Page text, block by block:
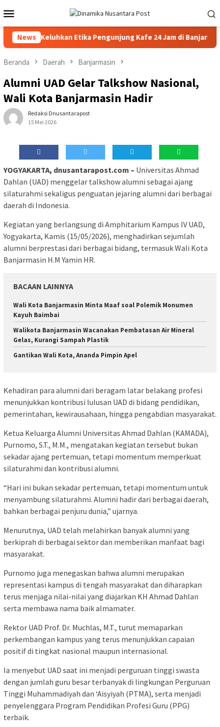
ke
kontenMobile
News
Barista Keluhkan Etika Pengunjung Kafe 24 Jam di Banjarmasin
Beranda Daerah Banjarmasin
Alumni UAD Gelar Talkshow Nasional,
Wali Kota Banjarmasin Hadir
Redaksi Dnusantarapost
15 Mei 2026
YOGYAKARTA, dnusantarapost.com – Universitas Ahmad
Dahlan (UAD) menggelar talkshow alumni sebagai ajang
silaturahmi sekaligus penguatan jejaring alumni dari berbagai
daerah di Indonesia.
Kegiatan yang berlangsung di Amphitarium Kampus IV UAD,
Yogyakarta, Kamis (15/05/2026), menghadirkan sejumlah
alumni berprestasi dari berbagai bidang, termasuk Wali Kota
Banjarmasin H.M Yamin HR.
BACAAN LAINNYA
Wali Kota Banjarmasin Minta Maaf soal Polemik Monumen
Kayuh Baimbai
Walikota Banjarmasin Wacanakan Pembatasan Air Mineral
Gelas, Kurangi Sampah Plastik
Gantikan Wali Kota, Ananda Pimpin Apel
Kehadiran para alumni dari beragam latar belakang profesi
menunjukkan kontribusi lulusan UAD di bidang pendidikan,
pemerintahan, kewirausahaan, hingga pengabdian masyarakat.
Ketua Keluarga Alumni Universitas Ahmad Dahlan (KAMADA),
Purnomo, S.T., M.M., mengatakan kegiatan tersebut bukan
sekadar ajang pertemuan, tetapi momentum memperkuat
silaturahmi dan kontribusi alumni.
“Hari ini bukan sekadar pertemuan, tetapi momentum untuk
menyambung silaturahmi. Alumni hadir dari berbagai daerah,
bahkan berbagai penjuru dunia,” ujarnya.
Menurutnya, UAD telah melahirkan banyak alumni yang
berkiprah di berbagai sektor dan memberikan manfaat bagi
masyarakat.
Purnomo juga menegaskan bahwa alumni merupakan
representasi kampus di tengah masyarakat dan diharapkan
terus menjaga nilai-nilai yang diajarkan KH Ahmad Dahlan
serta membawa nama baik almamater.
Rektor UAD Prof. Dr. Muchlas, M.T., turut memaparkan
perkembangan kampus yang terus menunjukkan capaian
positif di tingkat nasional maupun internasional.
Ia menyebut UAD saat ini menjadi perguruan tinggi swasta
dengan jumlah guru besar terbanyak di lingkungan Perguruan
Tinggi Muhammadiyah dan ‘Aisyiyah (PTMA), serta menjadi
penyelenggara Program Pendidikan Profesi Guru (PPG)
terbaik.